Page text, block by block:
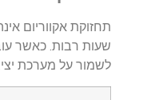
תחזוקת אקווריום
שעות רבות. כאשר
לשמור על מערכת